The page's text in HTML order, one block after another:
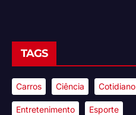
TAGS
Carros Ciência Cotidiano
Entretenimento Esporte